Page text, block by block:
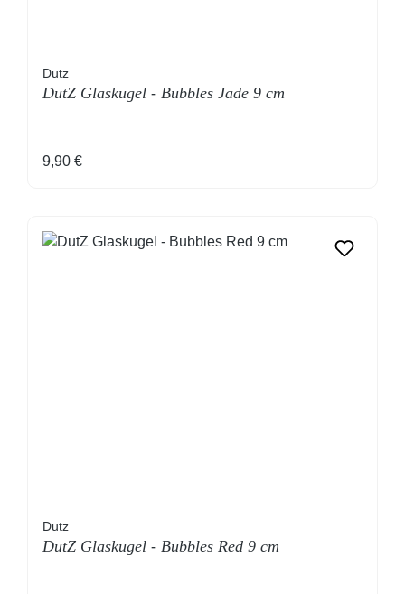
Dutz
DutZ Glaskugel - Bubbles Jade 9 cm
Regulärer Preis:
9,90 €
Dutz
DutZ Glaskugel - Bubbles Red 9 cm